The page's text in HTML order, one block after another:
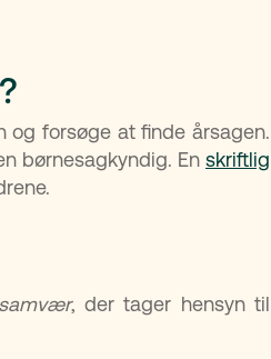
forsøge at finde årsagen.
børnesagkyndig. En skriftlig
, der tager hensyn til